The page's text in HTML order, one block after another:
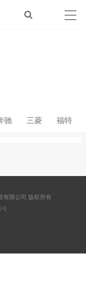
驰 三菱 福特
限公司 版权所有